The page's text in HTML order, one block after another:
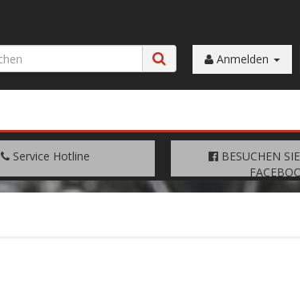
Anmelden
Service Hotline
+49 (0) 9429/948344
BESUCHEN
BESUCHEN